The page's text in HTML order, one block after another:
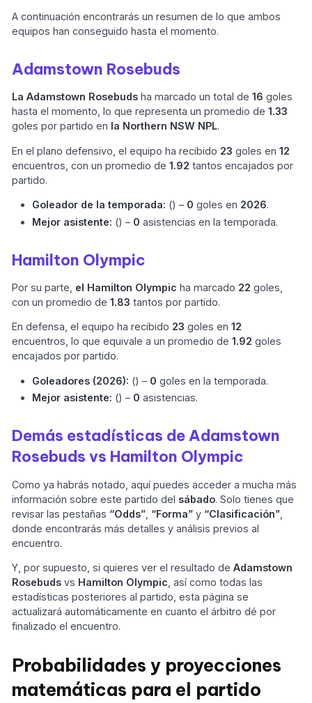
A continuación encontrarás un resumen de lo que ambos
equipos han conseguido hasta el momento.
Adamstown Rosebuds
La Adamstown Rosebuds ha marcado un total de16 goles
hasta el momento, lo que representa un promedio de1.33
goles por partido en la Northern NSW NPL.
En el plano defensivo, el equipo ha recibido 23 goles en12
encuentros, con un promedio de1.92 tantos encajados por
partido.
Goleador de la temporada: () – 0 goles en 2026.
Mejor asistente: () – 0 asistencias en la temporada.
Hamilton Olympic
Por su parte, el Hamilton Olympic ha marcado 22 goles,
con un promedio de1.83 tantos por partido.
En defensa, el equipo ha recibido 23 goles en12
encuentros, lo que equivale a un promedio de1.92 goles
encajados por partido.
Goleadores (2026): () – 0 goles en la temporada.
Mejor asistente: () – 0 asistencias.
Demás estadísticas de Adamstown
Rosebuds vs Hamilton Olympic
Como ya habrás notado, aquí puedes acceder a mucha más
información sobre este partido del sábado. Solo tienes que
revisar las pestañas “Odds” “Forma” y “Clasificación”
donde encontrarás más detalles y análisis previos al
encuentro.
Y, por supuesto, si quieres ver el resultado deAdamstown
Rosebuds vs Hamilton Olympic , así como todas las
estadísticas posteriores al partido, esta página se
actualizará automáticamente en cuanto el árbitro dé por
finalizado el encuentro.
Probabilidades y proyecciones
matemáticas para el partido